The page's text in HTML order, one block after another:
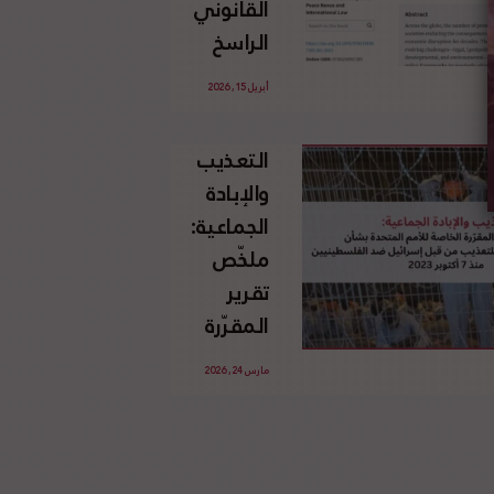
الإسرائيلي
غير
القانوني
الفلسطينية
القانوني
الراسخ
للاجئين
وحقهم
في العودة
بموجب
القانون
الدولي
أبريل 15, 2026
التعذيب
والإبادة
الجماعية:
ملخّص
تقرير
المقرّرة
الخاصة
مارس 24, 2026